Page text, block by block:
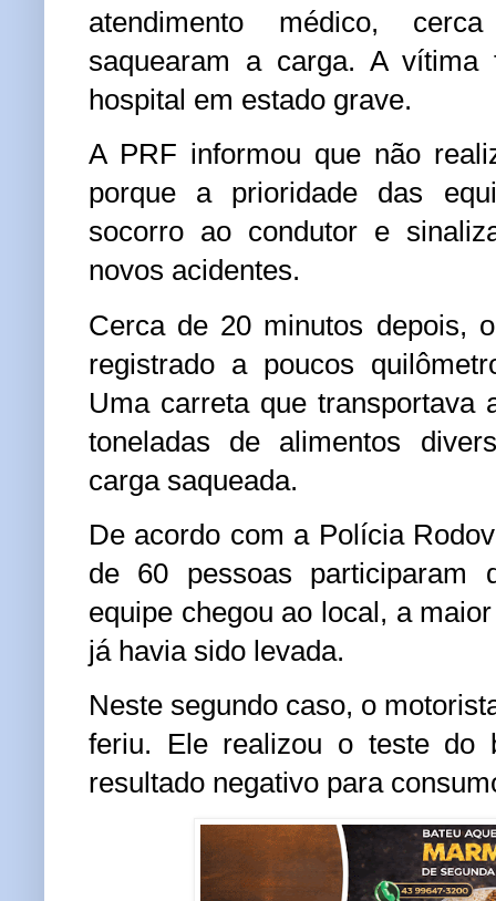
atendimento médico,
saquearam a carga. A vítima
hospital em estado grave.
A PRF informou que não
porque a prioridade das
socorro ao condutor e
novos acidentes.
Cerca de 20 minutos depois,
registrado a poucos
Uma carreta que transportava
toneladas de alimentos
carga saqueada.
De acordo com a Polícia
de 60 pessoas participaram
equipe chegou ao local, a
já havia sido levada.
Neste segundo caso, o
feriu. Ele realizou o teste do
resultado negativo para